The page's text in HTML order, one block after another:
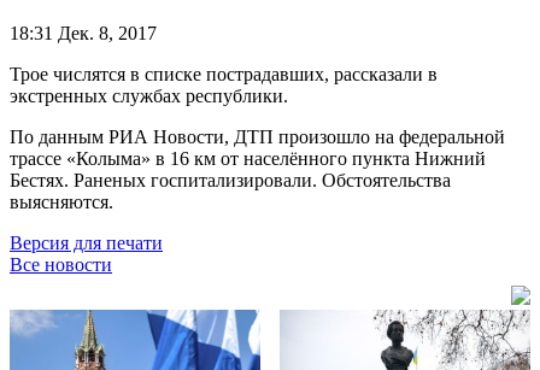
18:31 Дек. 8, 2017
Трое числятся в списке пострадавших, рассказали в
экстренных службах республики.
По данным РИА Новости, ДТП произошло на федеральной
трассе «Колыма» в 16 км от населённого пункта Нижний
Бестях. Раненых госпитализировали. Обстоятельства
выясняются.
Версия для печати
Все новости